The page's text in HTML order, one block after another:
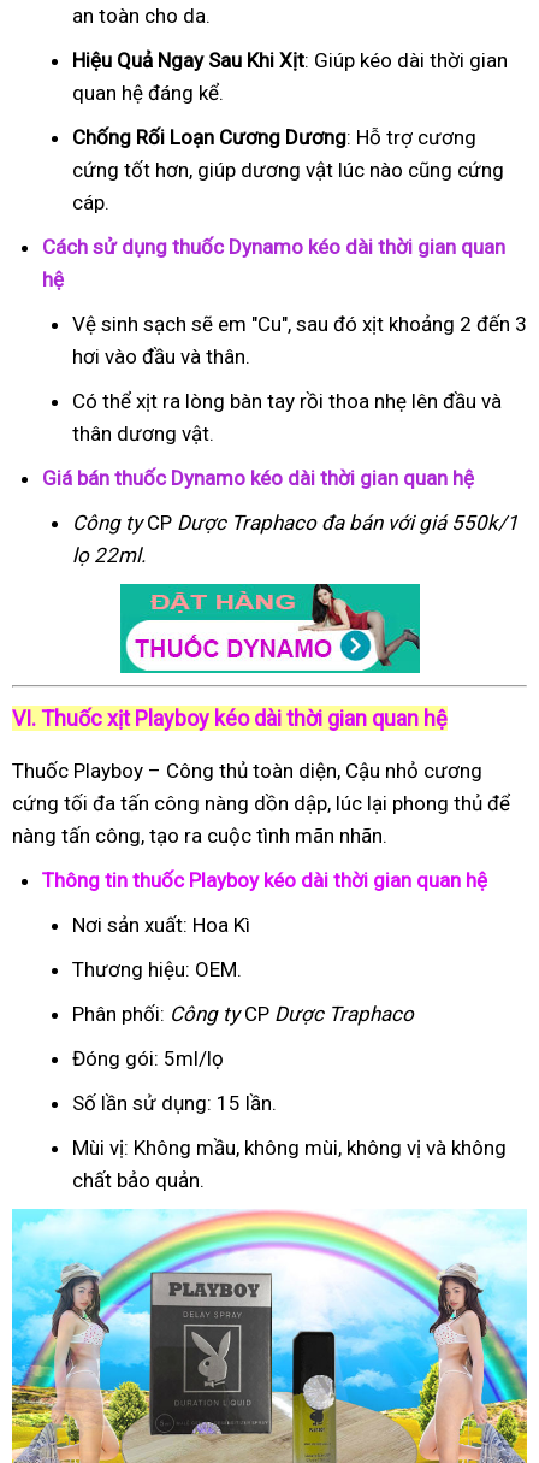
an toàn cho da.
Hiệu Quả Ngay Sau Khi Xịt: Giúp kéo dài thời gian
quan hệ đáng kể.
Chống Rối Loạn Cương Dương: Hỗ trợ cương
cứng tốt hơn, giúp dương vật lúc nào cũng cứng
cáp.
Cách sử dụng thuốc Dynamo kéo dài thời gian quan
hệ
Vệ sinh sạch sẽ em "Cu", sau đó xịt khoảng 2 đến 3
hơi vào đầu và thân.
Có thể xịt ra lòng bàn tay rồi thoa nhẹ lên đầu và
thân dương vật.
Giá bán thuốc Dynamo kéo dài thời gian quan hệ
Công tyCP Dược Traphacođa bán với giá 550k/1
lọ 22ml.
VI. Thuốc xịt Playboy kéo dài thời gian quan hệ
Thuốc Playboy – Công thủ toàn diện, Cậu nhỏ cương
cứng tối đa tấn công nàng dồn dập, lúc lại phong thủ để
nàng tấn công, tạo ra cuộc tình mãn nhãn.
Thông tin thuốc Playboy kéo dài thời gian quan hệ
Nơi sản xuất: Hoa Kì
Thương hiệu: OEM.
Phân phối: Công tyCP Dược Traphaco
Đóng gói: 5ml/lọ
Số lần sử dụng: 15 lần.
Mùi vị: Không mầu, không mùi, không vị và không
chất bảo quản.